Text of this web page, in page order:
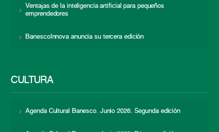
Ventajas de la inteligencia artificial para pequeños
emprendedores
BanescoInnova anuncia su tercera edición
CULTURA
Agenda Cultural Banesco. Junio 2026. Segunda edición